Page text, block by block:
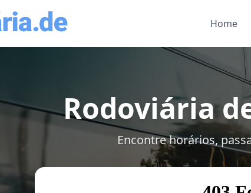
Home
Rodoviária
Encontre horários,